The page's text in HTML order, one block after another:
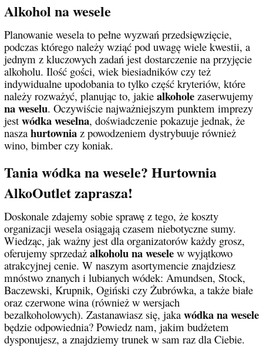
Alkohol na wesele
Planowanie wesela to pełne wyzwań przedsięwzięcie,
podczas którego należy wziąć pod uwagę wiele kwestii, a
jednym z kluczowych zadań jest dostarczenie na przyjęcie
alkoholu. Ilość gości, wiek biesiadników czy też
indywidualne upodobania to tylko część kryteriów, które
należy rozważyć, planując to, jakie alkoholezaserwujemy
na weselu. Oczywiście najważniejszym punktem imprezy
jest wódka weselna, doświadczenie pokazuje jednak, że
nasza hurtowniaz powodzeniem dystrybuuje również
wino, bimber czy koniak.
Tania wódka na wesele? Hurtownia
AlkoOutlet zaprasza!
Doskonale zdajemy sobie sprawę z tego, że koszty
organizacji wesela osiągają czasem niebotyczne sumy.
Wiedząc, jak ważny jest dla organizatorów każdy grosz,
oferujemy sprzedaż alkoholu na weselew wyjątkowo
atrakcyjnej cenie. W naszym asortymencie znajdziesz
mnóstwo znanych i lubianych wódek: Amundsen, Stock,
Baczewski, Krupnik, Ogiński czy Żubrówka, a także białe
oraz czerwone wina (również w wersjach
bezalkoholowych). Zastanawiasz się, jaka wódka na wesele
będzie odpowiednia? Powiedz nam, jakim budżetem
dysponujesz, a znajdziemy trunek w sam raz dla Ciebie.